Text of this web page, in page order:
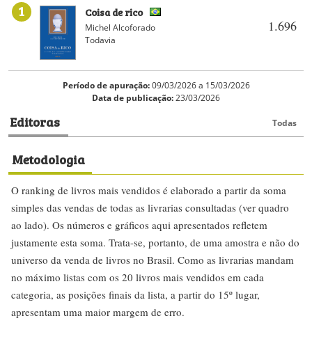
1
1.696
Coisa de rico
Michel Alcoforado
Todavia
Período de apuração:09/03/2026 a 15/03/2026
Data de publicação:23/03/2026
Editoras Todas
Metodologia
O ranking de livros mais vendidos é elaborado a partir da soma
simples das vendas de todas as livrarias consultadas (ver quadro
ao lado). Os números e gráficos aqui apresentados refletem
justamente esta soma. Trata-se, portanto, de uma amostra e não do
universo da venda de livros no Brasil. Como as livrarias mandam
no máximo listas com os 20 livros mais vendidos em cada
categoria, as posições finais da lista, a partir do 15º lugar,
apresentam uma maior margem de erro.